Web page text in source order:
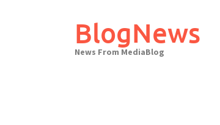
BlogNews
News From MediaBlog